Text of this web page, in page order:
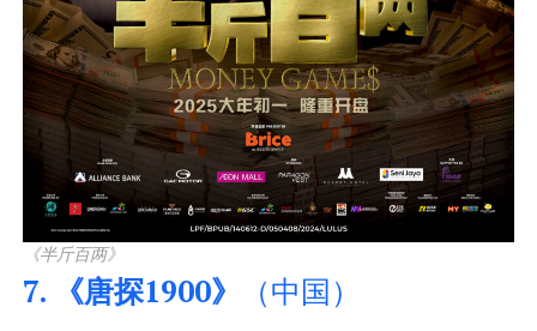
《半斤百两》
7. 《唐探1900》 （中国）